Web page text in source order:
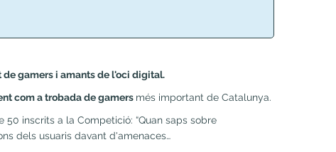
gamers i amants de l'oci digital.
com a trobada de gamers més important de Catalunya.
inscrits a la Competició: “Quan saps sobre
dels usuaris davant d'amenaces…